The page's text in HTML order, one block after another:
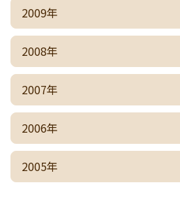
2009年
2008年
2007年
2006年
2005年